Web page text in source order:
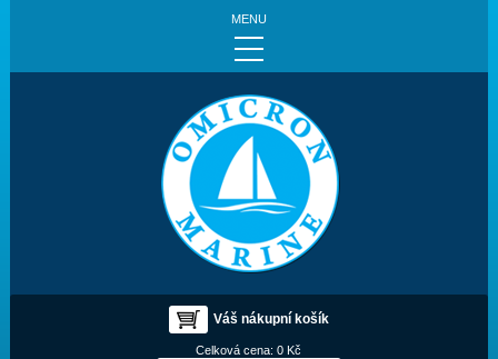
MENU
Váš nákupní košík
Celková cena:0 Kč